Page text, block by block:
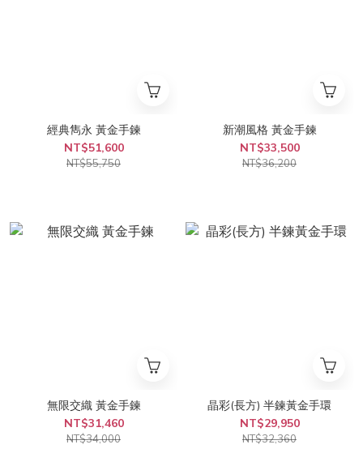
經典雋永 黃金手鍊
NT$51,600
NT$55,750
新潮風格 黃金手鍊
NT$33,500
NT$36,200
無限交織 黃金手鍊
NT$31,460
NT$34,000
晶彩(長方) 半鍊黃金手環
NT$29,950
NT$32,360